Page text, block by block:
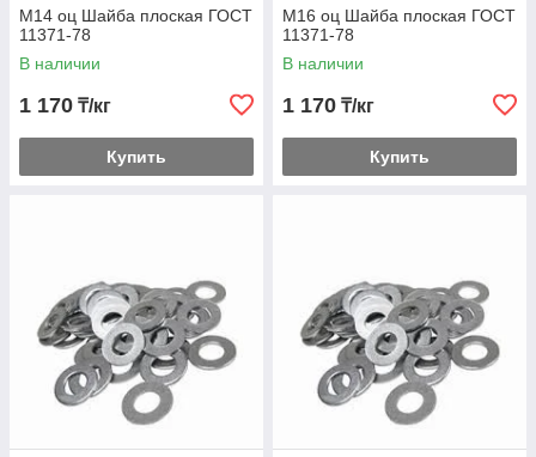
М14 оц Шайба плоская ГОСТ
11371-78
В наличии
1 170 ₸/кг
Купить
М16 оц Шайба плоская ГОСТ
11371-78
В наличии
1 170 ₸/кг
Купить